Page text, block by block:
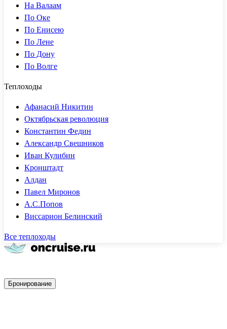
На Валаам
По Оке
По Енисею
По Лене
По Дону
По Волге
Теплоходы
Афанасий Никитин
Октябрьская революция
Константин Федин
Александр Свешников
Иван Кулибин
Кронштадт
Алдан
Павел Миронов
А.С.Попов
Виссарион Белинский
Все теплоходы
Бронирование